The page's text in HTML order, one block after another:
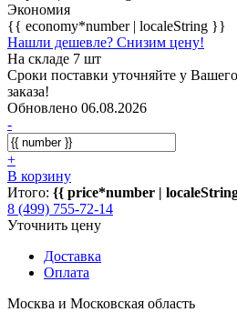
Экономия
{{ economy*number | localeString }}
Нашли дешевле? Снизим цену!
На складе 7 шт
Сроки поставки уточняйте у
заказа!
Обновлено 06.08.2026
-
+
В корзину
Итого: {{ price*number |
8 (499) 755-72-14
Уточнить цену
Доставка
Оплата
Москва и Московская область